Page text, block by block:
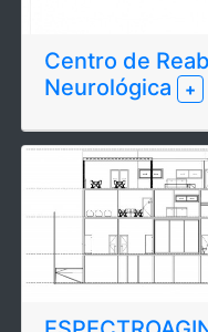
Centro de
Neurológica
+